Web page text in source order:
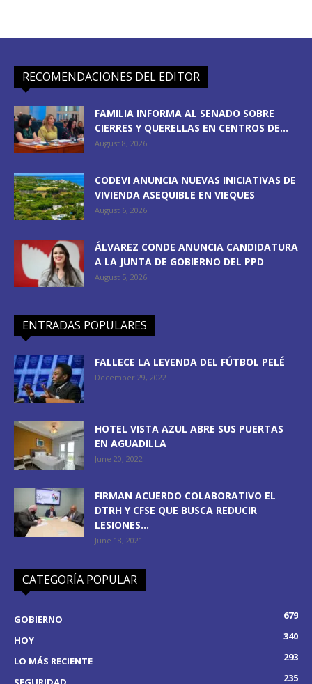
RECOMENDACIONES DEL EDITOR
FAMILIA INFORMA AL SENADO SOBRE
CIERRES Y QUERELLAS EN CENTROS DE...
August 8, 2026
CODEVI ANUNCIA NUEVAS INICIATIVAS DE
VIVIENDA ASEQUIBLE EN VIEQUES
August 6, 2026
ÁLVAREZ CONDE ANUNCIA CANDIDATURA
A LA JUNTA DE GOBIERNO DEL PPD
August 5, 2026
ENTRADAS POPULARES
FALLECE LA LEYENDA DEL FÚTBOL PELÉ
December 29, 2022
HOTEL VISTA AZUL ABRE SUS PUERTAS
EN AGUADILLA
June 20, 2022
FIRMAN ACUERDO COLABORATIVO EL
DTRH Y CFSE QUE BUSCA REDUCIR
LESIONES...
June 18, 2021
CATEGORÍA POPULAR
GOBIERNO
679
HOY
340
LO MÁS RECIENTE
293
235